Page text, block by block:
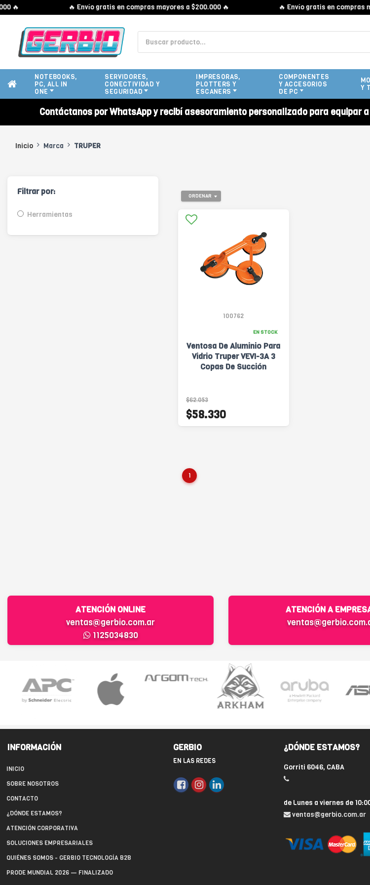
🔥 Envío gratis en compras mayores a $200.000 🔥 🔥 Envío gratis en compras
NOTEBOOKS,
PC, ALL IN
ONE
SERVIDORES,
CONECTIVIDAD Y
SEGURIDAD
IMPRESORAS,
PLOTTERS Y
ESCANERS
COMPONENTES
Y ACCESORIOS
DE PC
Y
Contáctanos por WhatsApp y recibí asesoramiento personalizado para equipar
Inicio Marca TRUPER
Filtrar por:
Herramientas
ORDENAR
100762
EN STOCK
Ventosa De Aluminio Para
Vidrio Truper VEVI-3A 3
Copas De Succión
$62.053
$58.330
1
ATENCIÓN ONLINE
ventas@gerbio.com.ar
1125034830
ATENCIÓN A
INFORMACIÓN
INICIO
SOBRE NOSOTROS
CONTACTO
¿DÓNDE ESTAMOS?
ATENCIÓN CORPORATIVA
SOLUCIONES EMPRESARIALES
QUIÉNES SOMOS - GERBIO TECNOLOGÍA B2B
PRODE MUNDIAL 2026 — FINALIZADO
GERBIO
EN LAS REDES
¿DÓNDE ESTAMOS?
Gorriti 6046, CABA
de Lunes a viernes de
ventas@gerbio.com.ar